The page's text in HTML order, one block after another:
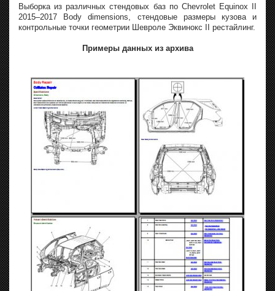
Выборка из различных стендовых баз по Chevrolet Equinox II
2015–2017 Body dimensions, стендовые размеры кузова и
контрольные точки геометрии Шевроле Эквинокс II рестайлинг.
Примеры данных из архива